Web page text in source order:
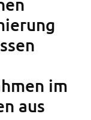
im
aus